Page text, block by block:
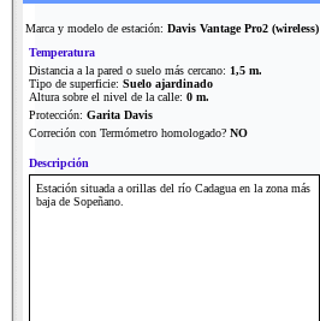
Marca y modelo de estación: Davis Vantage Pro2 (wireless)
Temperatura
Distancia a la pared o suelo más cercano: 1,5 m.
Tipo de superficie: Suelo ajardinado
Altura sobre el nivel de la calle: 0 m.
Protección: Garita Davis
Correción con Termómetro homologado? NO
Descripción
Estación situada a orillas del río Cadagua en la zona más
baja de Sopeñano.